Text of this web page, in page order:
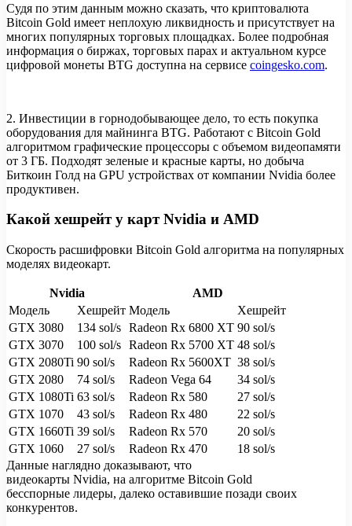
Судя по этим данным можно сказать, что криптовалюта
Bitcoin Gold имеет неплохую ликвидность и присутствует на
многих популярных торговых площадках. Более подробная
информация о биржах, торговых парах и актуальном курсе
цифровой монеты BTG доступна на сервисе coingesko.com.
2. Инвестиции в горнодобывающее дело, то есть покупка
оборудования для майнинга BTG. Работают с Bitcoin Gold
алгоритмом графические процессоры с объемом видеопамяти
от 3 ГБ. Подходят зеленые и красные карты, но добыча
Биткоин Голд на GPU устройствах от компании Nvidia более
продуктивен.
Какой хешрейт у карт Nvidia и AMD
Скорость расшифровки Bitcoin Gold алгоритма на популярных
моделях видеокарт.
Nvidia
AMD
Модель
Хешрейт Модель
Хешрейт
GTX 3080
134 sol/s Radeon Rx 6800 XT 90 sol/s
GTX 3070
100 sol/s Radeon Rx 5700 XT 48 sol/s
GTX 2080Ti 90 sol/s Radeon Rx 5600XT 38 sol/s
GTX 2080
74 sol/s Radeon Vega 64
34 sol/s
GTX 1080Ti 63 sol/s Radeon Rx 580
27 sol/s
GTX 1070
43 sol/s Radeon Rx 480
22 sol/s
GTX 1660Ti 39 sol/s Radeon Rx 570
20 sol/s
GTX 1060
27 sol/s Radeon Rx 470
18 sol/s
Данные наглядно доказывают, что
видеокарты Nvidia, на алгоритме Bitcoin Gold
бесспорные лидеры, далеко оставившие позади своих
конкурентов.